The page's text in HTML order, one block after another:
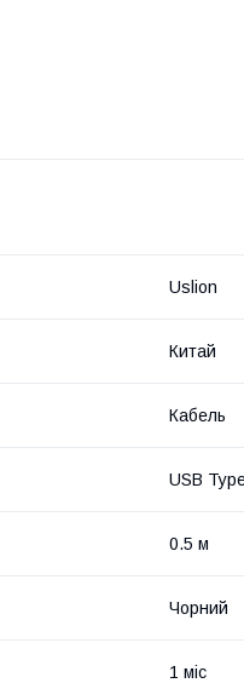
Uslion
Китай
Кабель
USB
0.5 м
Чорний
1 міс